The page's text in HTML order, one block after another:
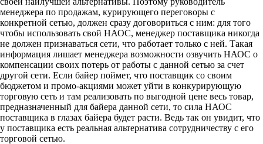
менеджера по продажам, курирующего переговоры с
конкретной сетью, должен сразу договориться с ним: для того
чтобы использовать свой НАОС, менеджер поставщика никогда
не должен признаваться сети, что работает только с ней. Такая
информация лишает менеджера возможности озвучить НАОС о
компенсации своих потерь от работы с данной сетью за счет
другой сети. Если байер поймет, что поставщик со своим
бюджетом и промо-акциями может уйти в конкурирующую
торговую сеть и там реализовать по выгодной цене весь товар,
предназначенный для байера данной сети, то сила НАОС
поставщика в глазах байера будет расти. Ведь так он увидит, что
у поставщика есть реальная альтернатива сотрудничеству с его
торговой сетью.